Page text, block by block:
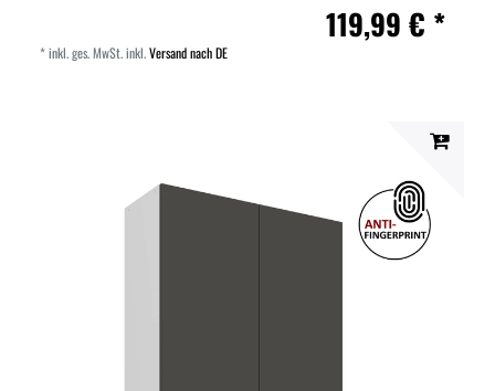
119,99 € *
*inkl. ges. MwSt.inkl.Versand nach DE